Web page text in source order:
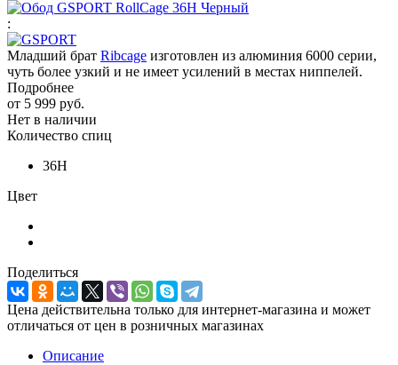
:
Младший брат Ribcage изготовлен из алюминия 6000 серии,
чуть более узкий и не имеет усилений в местах ниппелей.
Подробнее
от 5 999 руб.
Нет в наличии
Количество спиц
36H
Цвет
Поделиться
Цена действительна только для интернет-магазина и может
отличаться от цен в розничных магазинах
Описание